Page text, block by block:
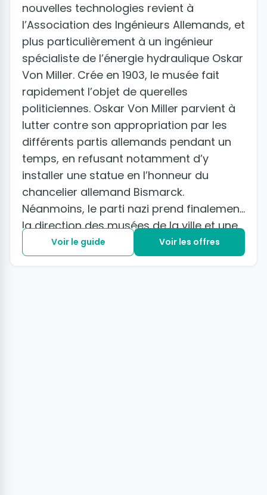
nouvelles technologies revient à
l’Association des Ingénieurs Allemands, et
plus particulièrement à un ingénieur
spécialiste de l’énergie hydraulique Oskar
Von Miller. Crée en 1903, le musée fait
rapidement l’objet de querelles
politiciennes. Oskar Von Miller parvient à
lutter contre son appropriation par les
différents partis allemands pendant un
temps, en refusant notamment d’y
installer une statue en l’honneur du
chancelier allemand Bismarck.
Néanmoins, le parti nazi prend finalement
la direction des musées de la ville et une
expositions antisémite y sera
représentée à la fin des années 30.
Voir le guide Voir les offres